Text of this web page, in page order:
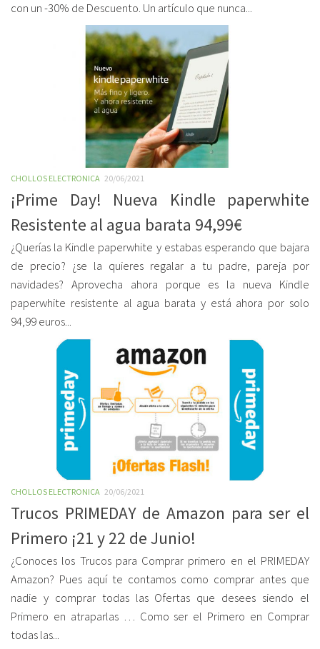
con un -30% de Descuento. Un artículo que nunca...
CHOLLOS ELECTRONICA 20/06/2021
¡Prime Day! Nueva Kindle paperwhite
Resistente al agua barata 94,99€
¿Querías la Kindle paperwhite y estabas esperando que bajara
de precio? ¿se la quieres regalar a tu padre, pareja por
navidades? Aprovecha ahora porque es la nueva Kindle
paperwhite resistente al agua barata y está ahora por solo
94,99 euros...
CHOLLOS ELECTRONICA 20/06/2021
Trucos PRIMEDAY de Amazon para ser el
Primero ¡21 y 22 de Junio!
¿Conoces los Trucos para Comprar primero en el PRIMEDAY
Amazon? Pues aquí te contamos como comprar antes que
nadie y comprar todas las Ofertas que desees siendo el
Primero en atraparlas … Como ser el Primero en Comprar
todas las...